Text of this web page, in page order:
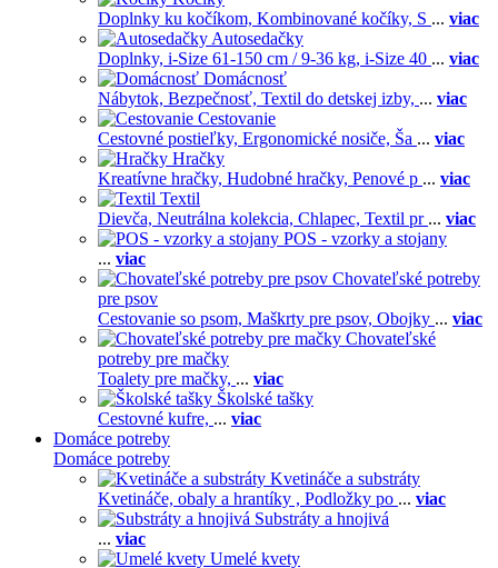
Doplnky ku kočíkom, Kombinované kočíky, S ... viac
Autosedačky
Doplnky, i-Size 61-150 cm / 9-36 kg, i-Size 40 ... viac
Domácnosť
Nábytok, Bezpečnosť, Textil do detskej izby, ... viac
Cestovanie
Cestovné postieľky, Ergonomické nosiče, Ša ... viac
Hračky
Kreatívne hračky, Hudobné hračky, Penové p ... viac
Textil
Dievča, Neutrálna kolekcia, Chlapec, Textil pr ... viac
POS - vzorky a stojany
... viac
Chovateľské potreby
pre psov
Cestovanie so psom, Maškrty pre psov, Obojky ... viac
Chovateľské
potreby pre mačky
Toalety pre mačky, ... viac
Školské tašky
Cestovné kufre, ... viac
Domáce potreby
Domáce potreby
Kvetináče a substráty
Kvetináče, obaly a hrantíky , Podložky po ... viac
Substráty a hnojivá
... viac
Umelé kvety